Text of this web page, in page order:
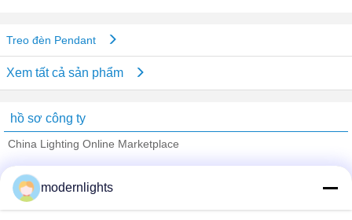
Treo đèn Pendant
Xem tất cả sản phẩm
hồ sơ công ty
China Lighting Online Marketplace
Trust Seal
Verified Suplier
modernlights